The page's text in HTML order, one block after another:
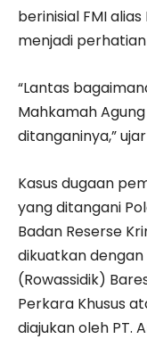
berinisial FMI
menjadi
“Lantas
Mahkamah
ditanganinya,”
Kasus dugaan
yang ditangani
Badan Reserse
dikuatkan dengan
(Rowassidik)
Perkara Khusus
diajukan oleh PT.